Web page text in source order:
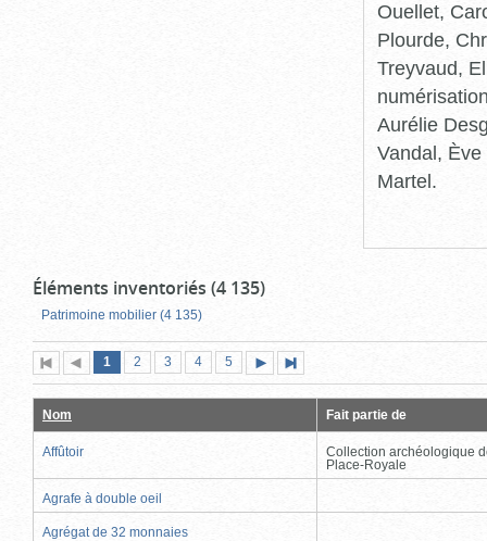
Ouellet,
Plourde,
Treyvaud,
Aurélie
Vandal,
Martel.
Éléments inventoriés (4 135)
Patrimoine mobilier (4 135)
Première
page
Page
précédente
Page
1 (page
actuelle)
Page
2 Page
3 Page
4 Page
5
suivante
page
Nom Fait partie de
Affûtoir
Collection archéologique
Place-Royale
Agrafe à double oeil
Agrégat de 32 monnaies